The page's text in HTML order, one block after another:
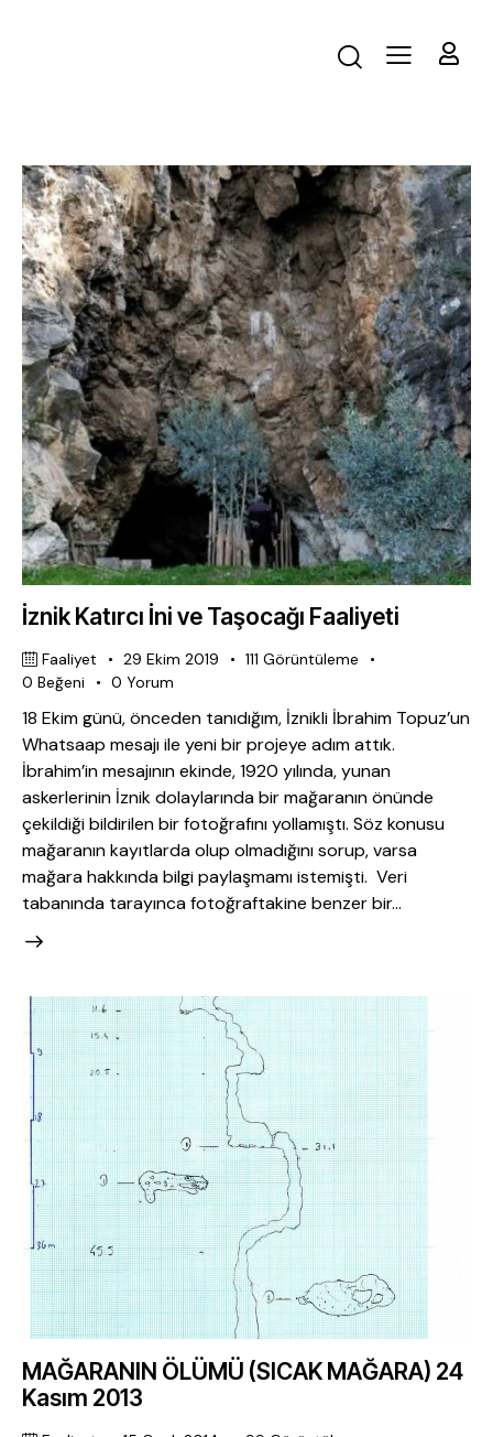
İznik Katırcı İni ve Taşocağı Faaliyeti
Faaliyet 29 Ekim 2019 111 Görüntüleme
0 Beğeni 0 Yorum
18 Ekim günü, önceden tanıdığım, İznikli İbrahim Topuz’un
Whatsaap mesajı ile yeni bir projeye adım attık.
İbrahim’in mesajının ekinde, 1920 yılında, yunan
askerlerinin İznik dolaylarında bir mağaranın önünde
çekildiği bildirilen bir fotoğrafını yollamıştı. Söz konusu
mağaranın kayıtlarda olup olmadığını sorup, varsa
mağara hakkında bilgi paylaşmamı istemişti. Veri
tabanında tarayınca fotoğraftakine benzer bir…
MAĞARANIN ÖLÜMÜ (SICAK MAĞARA) 24
Kasım 2013